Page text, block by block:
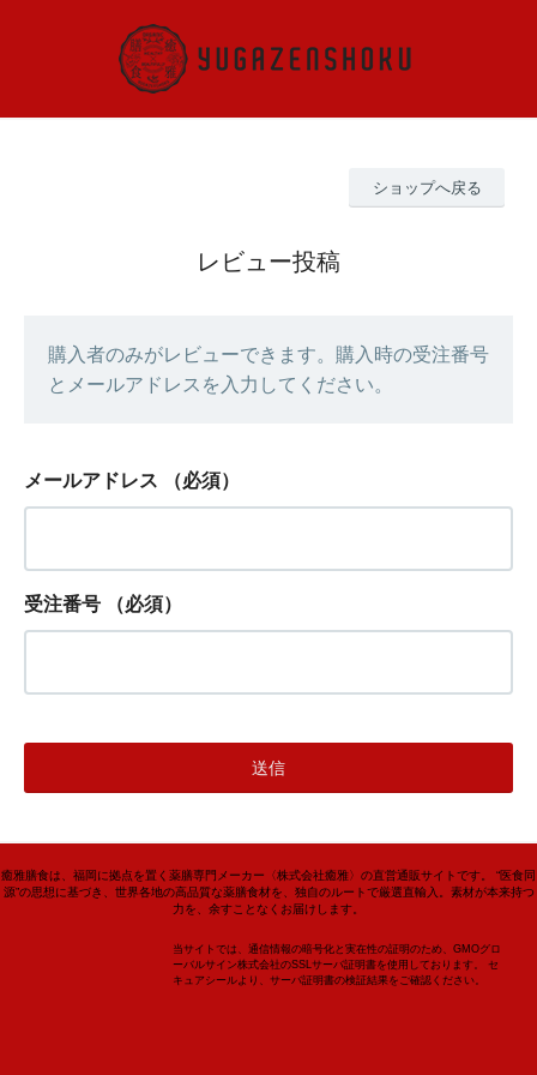
ショップへ戻る
レビュー投稿
購入者のみがレビューできます。購入時の受注番号
とメールアドレスを入力してください。
メールアドレス （必須）
受注番号 （必須）
癒雅膳食は、福岡に拠点を置く薬膳専門メーカー〈株式会社癒雅〉の直営通販サイトです。 “医食同
源”の思想に基づき、世界各地の高品質な薬膳食材を、独自のルートで厳選直輸入。素材が本来持つ
力を、余すことなくお届けします。
当サイトでは、通信情報の暗号化と実在性の証明のため、GMOグロ
ーバルサイン株式会社のSSLサーバ証明書を使用しております。 セ
キュアシールより、サーバ証明書の検証結果をご確認ください。